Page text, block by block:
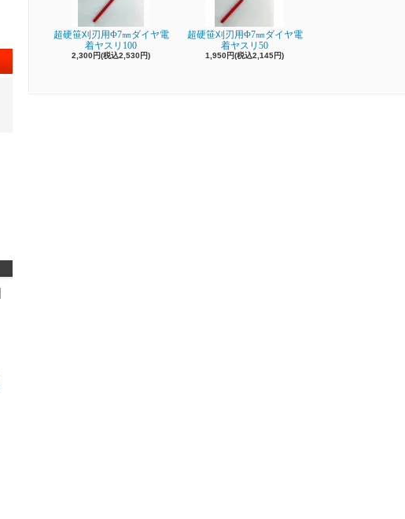
超硬笹刈刃用Φ7㎜ダイヤ電
着ヤスリ100
2,300円(税込2,530円)
超硬笹刈刃用Φ7㎜ダイヤ電
着ヤスリ50
1,950円(税込2,145円)